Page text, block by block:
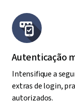
Autenticação
Intensifique a
extras de login,
autorizados.